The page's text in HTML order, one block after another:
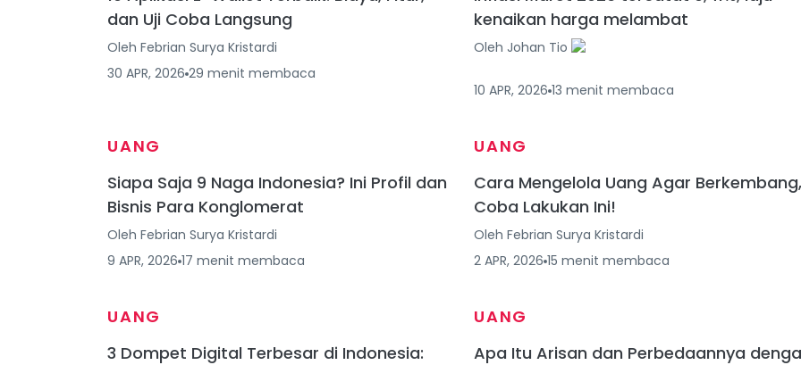
dan Uji Coba Langsung
Oleh Febrian Surya Kristardi
30 APR, 2026 29 menit membaca
kenaikan harga melambat
Oleh Johan Tio
10 APR, 2026 13 menit membaca
UANG
Siapa Saja 9 Naga Indonesia? Ini Profil dan
Bisnis Para Konglomerat
Oleh Febrian Surya Kristardi
9 APR, 2026 17 menit membaca
UANG
Cara Mengelola Uang Agar Berkembang,
Coba Lakukan Ini!
Oleh Febrian Surya Kristardi
2 APR, 2026 15 menit membaca
UANG
3 Dompet Digital Terbesar di Indonesia:
UANG
Apa Itu Arisan dan Perbedaannya